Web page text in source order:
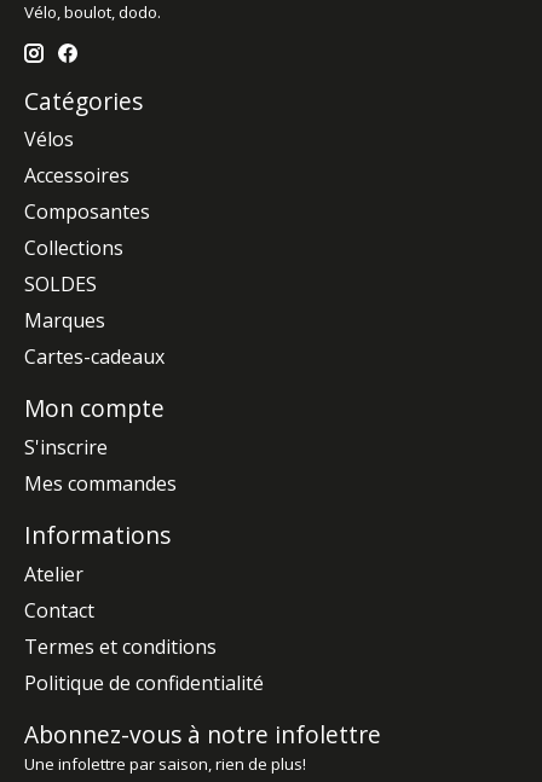
Vélo, boulot, dodo.
Catégories
Vélos
Accessoires
Composantes
Collections
SOLDES
Marques
Cartes-cadeaux
Mon compte
S'inscrire
Mes commandes
Informations
Atelier
Contact
Termes et conditions
Politique de confidentialité
Abonnez-vous à notre infolettre
Une infolettre par saison, rien de plus!